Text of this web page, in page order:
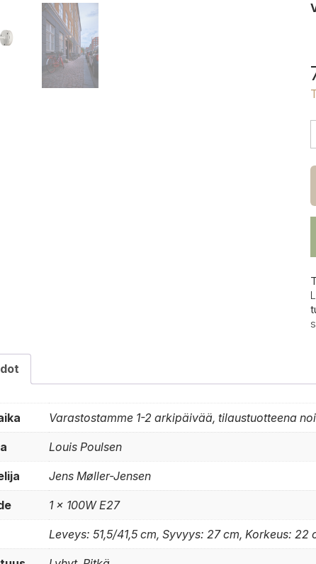
Varastostamme 1-2 arkipäivää, tilaustuotteena
Louis Poulsen
Jens Møller-Jensen
1 x 100W E27
Leveys: 51,5/41,5 cm, Syvyys: 27 cm, Korkeus: 22